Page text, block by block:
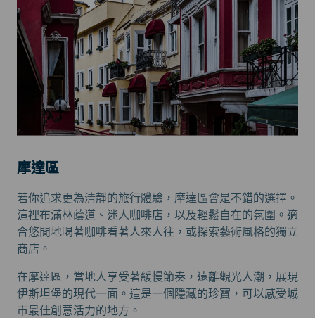
摩達區
若你追求更為清靜的旅行體驗，摩達區會是不錯的選擇。
這裡布滿林蔭道、迷人咖啡店，以及輕鬆自在的氛圍。適
合悠閒地喝著咖啡看著人來人往，或探索藝術風格的獨立
商店。
在摩達區，當地人享受著緩慢節奏，遠離觀光人潮，展現
伊斯坦堡的現代一面。這是一個隱藏的珍寶，可以感受城
市最佳創意活力的地方。